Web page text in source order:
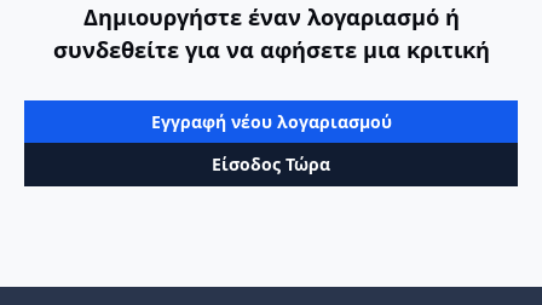
Δημιουργήστε έναν λογαριασμό ή
συνδεθείτε για να αφήσετε μια κριτική
Εγγραφή νέου λογαριασμού
Είσοδος Τώρα